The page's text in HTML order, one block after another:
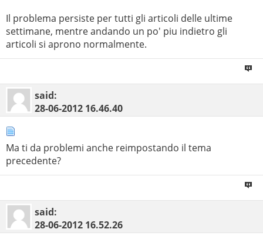
Il problema persiste per tutti gli articoli delle ultime
settimane, mentre andando un po' piu indietro gli
articoli si aprono normalmente.
said:
28-06-2012 16.46.40
Ma ti da problemi anche reimpostando il tema
precedente?
said:
28-06-2012 16.52.26